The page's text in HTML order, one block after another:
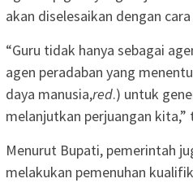
akan diselesaikan dengan cara
“Guru tidak hanya sebagai
agen peradaban yang
daya manusia,red.) untuk
melanjutkan perjuangan kita,”
Menurut Bupati, pemerintah
melakukan pemenuhan